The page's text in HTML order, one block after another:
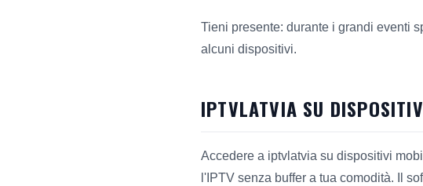
Tieni presente: durante i grandi eventi
alcuni dispositivi.
IPTVLATVIA SU
Accedere a iptvlatvia su dispositivi
l'IPTV senza buffer a tua comodità. Il